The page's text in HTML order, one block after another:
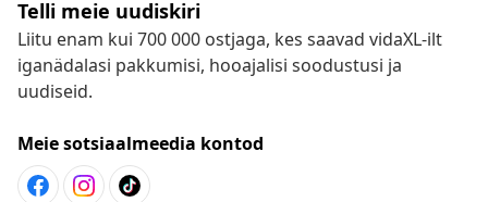
Telli meie uudiskiri
Liitu enam kui 700 000 ostjaga, kes saavad vidaXL-ilt
iganädalasi pakkumisi, hooajalisi soodustusi ja
uudiseid.
Meie sotsiaalmeedia kontod